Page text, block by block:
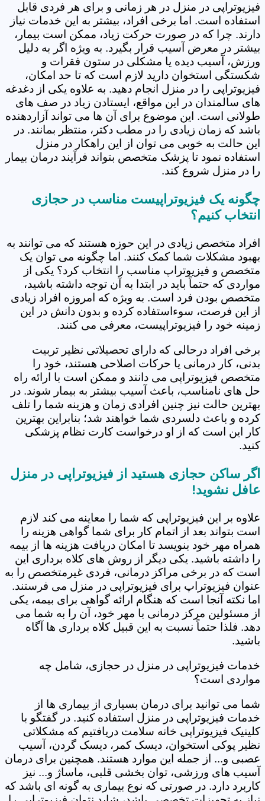
فیزیوتراپی در منزل در هر زمانی و برای هر فردی قابل
استفاده است. اما برخی افراد، بیشتر به این خدمات نیاز
دارند. چرا که در صورت حرکت زیاد، ممکن است بیمار،
بیشتر در معرض آسیب قرار بگیرد. به ویژه اگر به دلیل
ورزش، آسیب دیده یا مشکلی در ستون فقرات و
شکستگی استخوان دارید لازم است که تا حد امکان،
فیزیوتراپی را در منزل انجام دهید. به علاوه یکی از دغدغه
های سالمندان در این مواقع، ایستادن زیاد در صف های
طولانی است. این موضوع برای آن ها می تواند آزاردهنده
باشد که زمان زیادی را در مطب دکتر، منتظر بمانند. در
این حالت به خوبی می توان از این راهکار در منزل
استفاده نمود تا پزشک متخصص بتواند فرآیند درمان بیمار
را در منزل شروع کند.
چگونه یک فیزیوتراپیست مناسب در حجازی
انتخاب کنیم؟
افراد متخصص زیادی در این حوزه هستند که می توانند به
بهبود مشکلات شما کمک کنند. اما چگونه می توان یک
متخصص و فیزیوتراپ مناسب را انتخاب کرد؟ یکی از
مواردی که حتماً باید در ابتدا به آن توجه داشته باشید،
متخصص بودن فرد است. به ویژه که امروزه افراد زیادی
از این فرصت، سوءاستفاده کرده و بدون دانش در این
زمینه خود را فیزیوتراپیست، معرفی می کنند.
برخی افراد درحالی که دارای تحصیلاتی نظیر تربیت
بدنی، کار درمانی یا حرکات اصلاحی هستند، خود را
متخصص فیزیوتراپی می دانند و ممکن است با ارائه راه
حل های نامناسب، باعث آسیب بیشتر به بیمار شوند. در
بهترین حالت نیز چنین افرادی زمان و هزینه شما را تلف
کرده و باعث دلسردی شما خواهند شد؛ بنابراین بهترین
کار این است که از او درخواست کارت نظام پزشکی
کنید.
اگر ساکن حجازی هستید از فیزیوتراپی در منزل
عافل نشوید!
علاوه بر این فیزیوتراپی که شما را معاینه می کند لازم
است بتواند بعد از اتمام کار برای شما گواهی هزینه را
همراه مهر خود بنویسد تا امکان دریافت هزینه ها از بیمه
را داشته باشید. یکی دیگر از روش های کلاه برداری این
است که در برخی مراکز درمانی، فردی غیرمتخصص را به
عنوان فیزیوتراپ برای فیزیوتراپی در منزل می فرستند.
اما نکته آنجا است که هنگام ارائه گواهی برای بیمه، یکی
از مسئولین مرکز درمانی با مهر خود، آن را به شما می
دهد. فلذا حتماً نسبت به این قبیل کلاه برداری ها آگاه
باشید.
خدمات فیزیوتراپی در منزل در حجازی، شامل چه
مواردی است؟
شما می توانید برای درمان بسیاری از بیماری ها از
خدمات فیزیوتراپی در منزل استفاده کنید. در گفتگو با
کلینیک فیزیوتراپی خانه سلامت دریافتیم که مشکلاتی
نظیر پوکی استخوان، دیسک کمر، دیسک گردن، آسیب
عصبی و... از جمله این موارد هستند. همچنین برای درمان
آسیب های ورزشی، توان بخشی قلبی، ماساژ و... نیز
کاربرد دارد. در صورتی که نوع بیماری به گونه ای باشد که